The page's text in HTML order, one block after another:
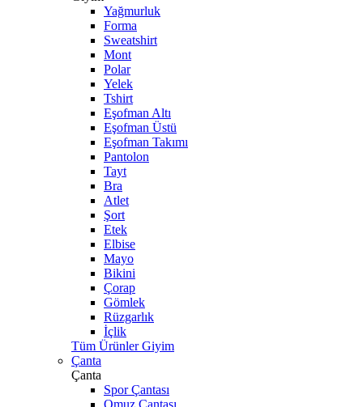
Yağmurluk
Forma
Sweatshirt
Mont
Polar
Yelek
Tshirt
Eşofman Altı
Eşofman Üstü
Eşofman Takımı
Pantolon
Tayt
Bra
Atlet
Şort
Etek
Elbise
Mayo
Bikini
Çorap
Gömlek
Rüzgarlık
İçlik
Tüm Ürünler Giyim
Çanta
Çanta
Spor Çantası
Omuz Çantası